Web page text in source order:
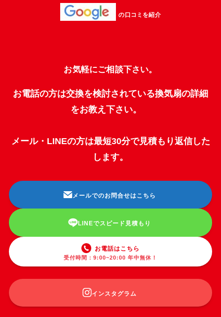
の口コミを紹介
お気軽にご相談下さい。
お電話の方は交換を検討されている換気扇の詳細
をお教え下さい。
メール・LINEの方は最短30分で見積もり返信した
します。
メールでのお問合せはこちら
LINEでスピード見積もり
お電話はこちら
受付時間：9:00~20:00 年中無休！
インスタグラム